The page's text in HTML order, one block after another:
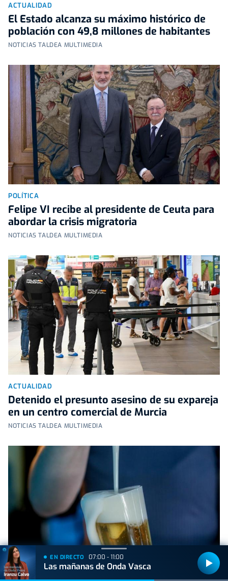
ACTUALIDAD
El Estado alcanza su máximo histórico de
población con 49,8 millones de habitantes
NOTICIAS TALDEA MULTIMEDIA
POLÍTICA
Felipe VI recibe al presidente de Ceuta para
abordar la crisis migratoria
NOTICIAS TALDEA MULTIMEDIA
ACTUALIDAD
Detenido el presunto asesino de su expareja
en un centro comercial de Murcia
NOTICIAS TALDEA MULTIMEDIA
ACTUALIDAD
EN DIRECTO 07:00 - 11:00
Las mañanas de Onda Vasca